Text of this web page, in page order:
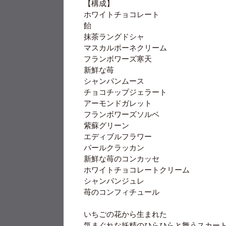
【構成】
ホワイトチョコレート
飴
抹茶ラングドシャ
マスカルポーネクリーム
フランボワーズ寒天
新鮮な苺
シャンパンムース
チョコチップジェラート
アーモンドガレット
フランボワーズソルベ
紫蘇グリーン
エディブルフラワー
パールクラッカン
新鮮な苺のコンカッセ
ホワイトチョコレートクリーム
シャンパンジュレ
苺のコンフィチュール
いちごの花から生まれた